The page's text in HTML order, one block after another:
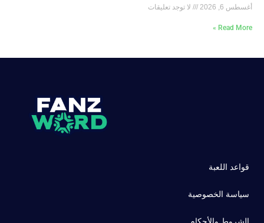
أغسطس 6, 2026 لا توجد تعليقات
Read More »
قواعد اللعبة
سياسة الخصوصية